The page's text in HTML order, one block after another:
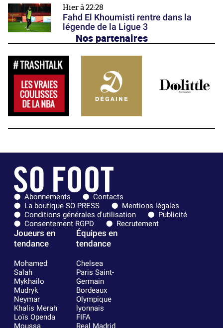
Hier à 22:28
Fahd El Khoumisti rentre dans la
légende de la Ligue 3
Nos partenaires
Abonnements
Contacts
La boutique SO PRESS
Mentions légales
Conditions générales d'utilisation
Publicité
Consentement RGPD
Recrutement
Joueurs en
tendance
Mohamed
Salah
Mykhailo
Mudryk
Neymar
Khalis Merah
Loïs Openda
Moussa
Équipes en
tendance
Chelsea
Paris Saint-
Germain
Bordeaux
Olympique
lyonnais
FIFA
Real Madrid